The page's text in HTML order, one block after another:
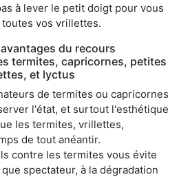
à lever le petit doigt pour vous
vos vrillettes.
du recours
termites, capricornes, petites
et lyctus
de termites ou capricornes
l'état, et surtout l'esthétique
les termites, vrillettes,
de tout anéantir.
contre les termites vous évite
spectateur, à la dégradation